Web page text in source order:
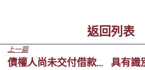
返回列表
上一篇
債權人尚未交付借款合同中的全數金額不影響執行